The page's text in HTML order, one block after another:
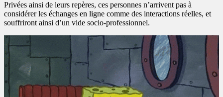
Privées ainsi de leurs repères, ces personnes n’arrivent pas à
considérer les échanges en ligne comme des interactions réelles, et
souffriront ainsi d’un vide socio-professionnel.